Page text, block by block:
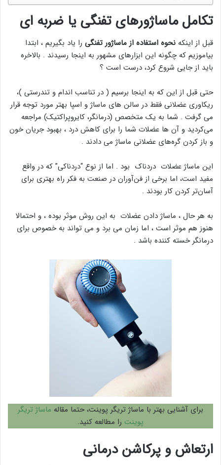
تکامل ماساژورهای تفنگی یا ضربه ای
قبل از اینکه نحوه استفاده از ماساژور تفنگی را یاد بگیریم ، ابتدا
بیاموزیم که چگونه این ابزارهای مشهور به اینجا رسیدند . بالاخره
باید از جایی شروع کرد، درست است ؟
حتی قبل از این که به اینجا برسیم ( در تناسب اندام و تندرستی )،
ریکاوری عضلانی فقط در سالن های ماساژ و اسپا بهتر مورد توجه قرار
می گرفت . شما به یک متخصص (درمانگر، کایروپراکتیک) مراجعه
می‌کردید و آن ها عضلات شما را برای کاهش درد ، بهبود جریان خون
و باز کردن گره‌های عضلانی ماساژ می دادند .
این ماساژ عضلات دردناک بود . اما از نوع “دردناکی” که در واقع
مفید است، اما برخی از فن‌آوران در صنعت به فکر راه بهتری برای
آسان‌تر کردن کار بودند .
به هر حال ، ماساژ دادن عضلات به این روش موثر بوده ، و احتمالا
هنوز هم موثر است ، اما زمان می برد و می تواند به خصوص برای
درمانگر خسته کننده باشد .
برای آشنایی بهتر با ماساژ تریگر پوینت، حتما مقاله ماساژ تریگر
پوینت را مطالعه کنید.
ارتعاش و پرکاشن درمانی